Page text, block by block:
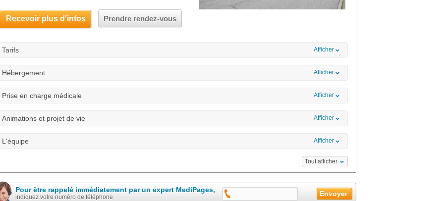
Recevoir plus d'infos Prendre rendez-vous
Tarifs Afficher
Hébergement Afficher
Prise en charge médicale Afficher
Animations et projet de vie Afficher
L'équipe Afficher
Tout afficher
Pour être rappelé immédiatement par un expert MediPages,
indiquez votre numéro de téléphone